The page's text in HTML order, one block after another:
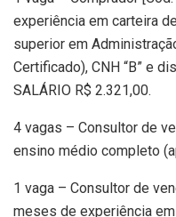
experiência em carteira
superior em
Certificado), CNH “B” e
SALÁRIO R$ 2.321,00.
4 vagas – Consultor de
ensino médio completo
1 vaga – Consultor de
meses de experiência